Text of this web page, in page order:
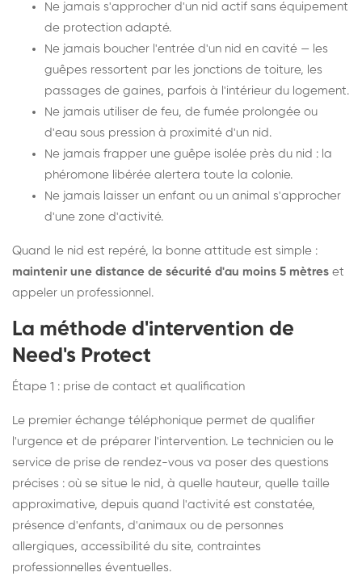
Ne jamais s'approcher d'un nid actif sans équipement
de protection adapté.
Ne jamais boucher l'entrée d'un nid en cavité — les
guêpes ressortent par les jonctions de toiture, les
passages de gaines, parfois à l'intérieur du logement.
Ne jamais utiliser de feu, de fumée prolongée ou
d'eau sous pression à proximité d'un nid.
Ne jamais frapper une guêpe isolée près du nid : la
phéromone libérée alertera toute la colonie.
Ne jamais laisser un enfant ou un animal s'approcher
d'une zone d'activité.
Quand le nid est repéré, la bonne attitude est simple :
maintenir une distance de sécurité d'au moins 5 mètres et
appeler un professionnel.
La méthode d'intervention de
Need's Protect
Étape 1 : prise de contact et qualification
Le premier échange téléphonique permet de qualifier
l'urgence et de préparer l'intervention. Le technicien ou le
service de prise de rendez-vous va poser des questions
précises : où se situe le nid, à quelle hauteur, quelle taille
approximative, depuis quand l'activité est constatée,
présence d'enfants, d'animaux ou de personnes
allergiques, accessibilité du site, contraintes
professionnelles éventuelles.